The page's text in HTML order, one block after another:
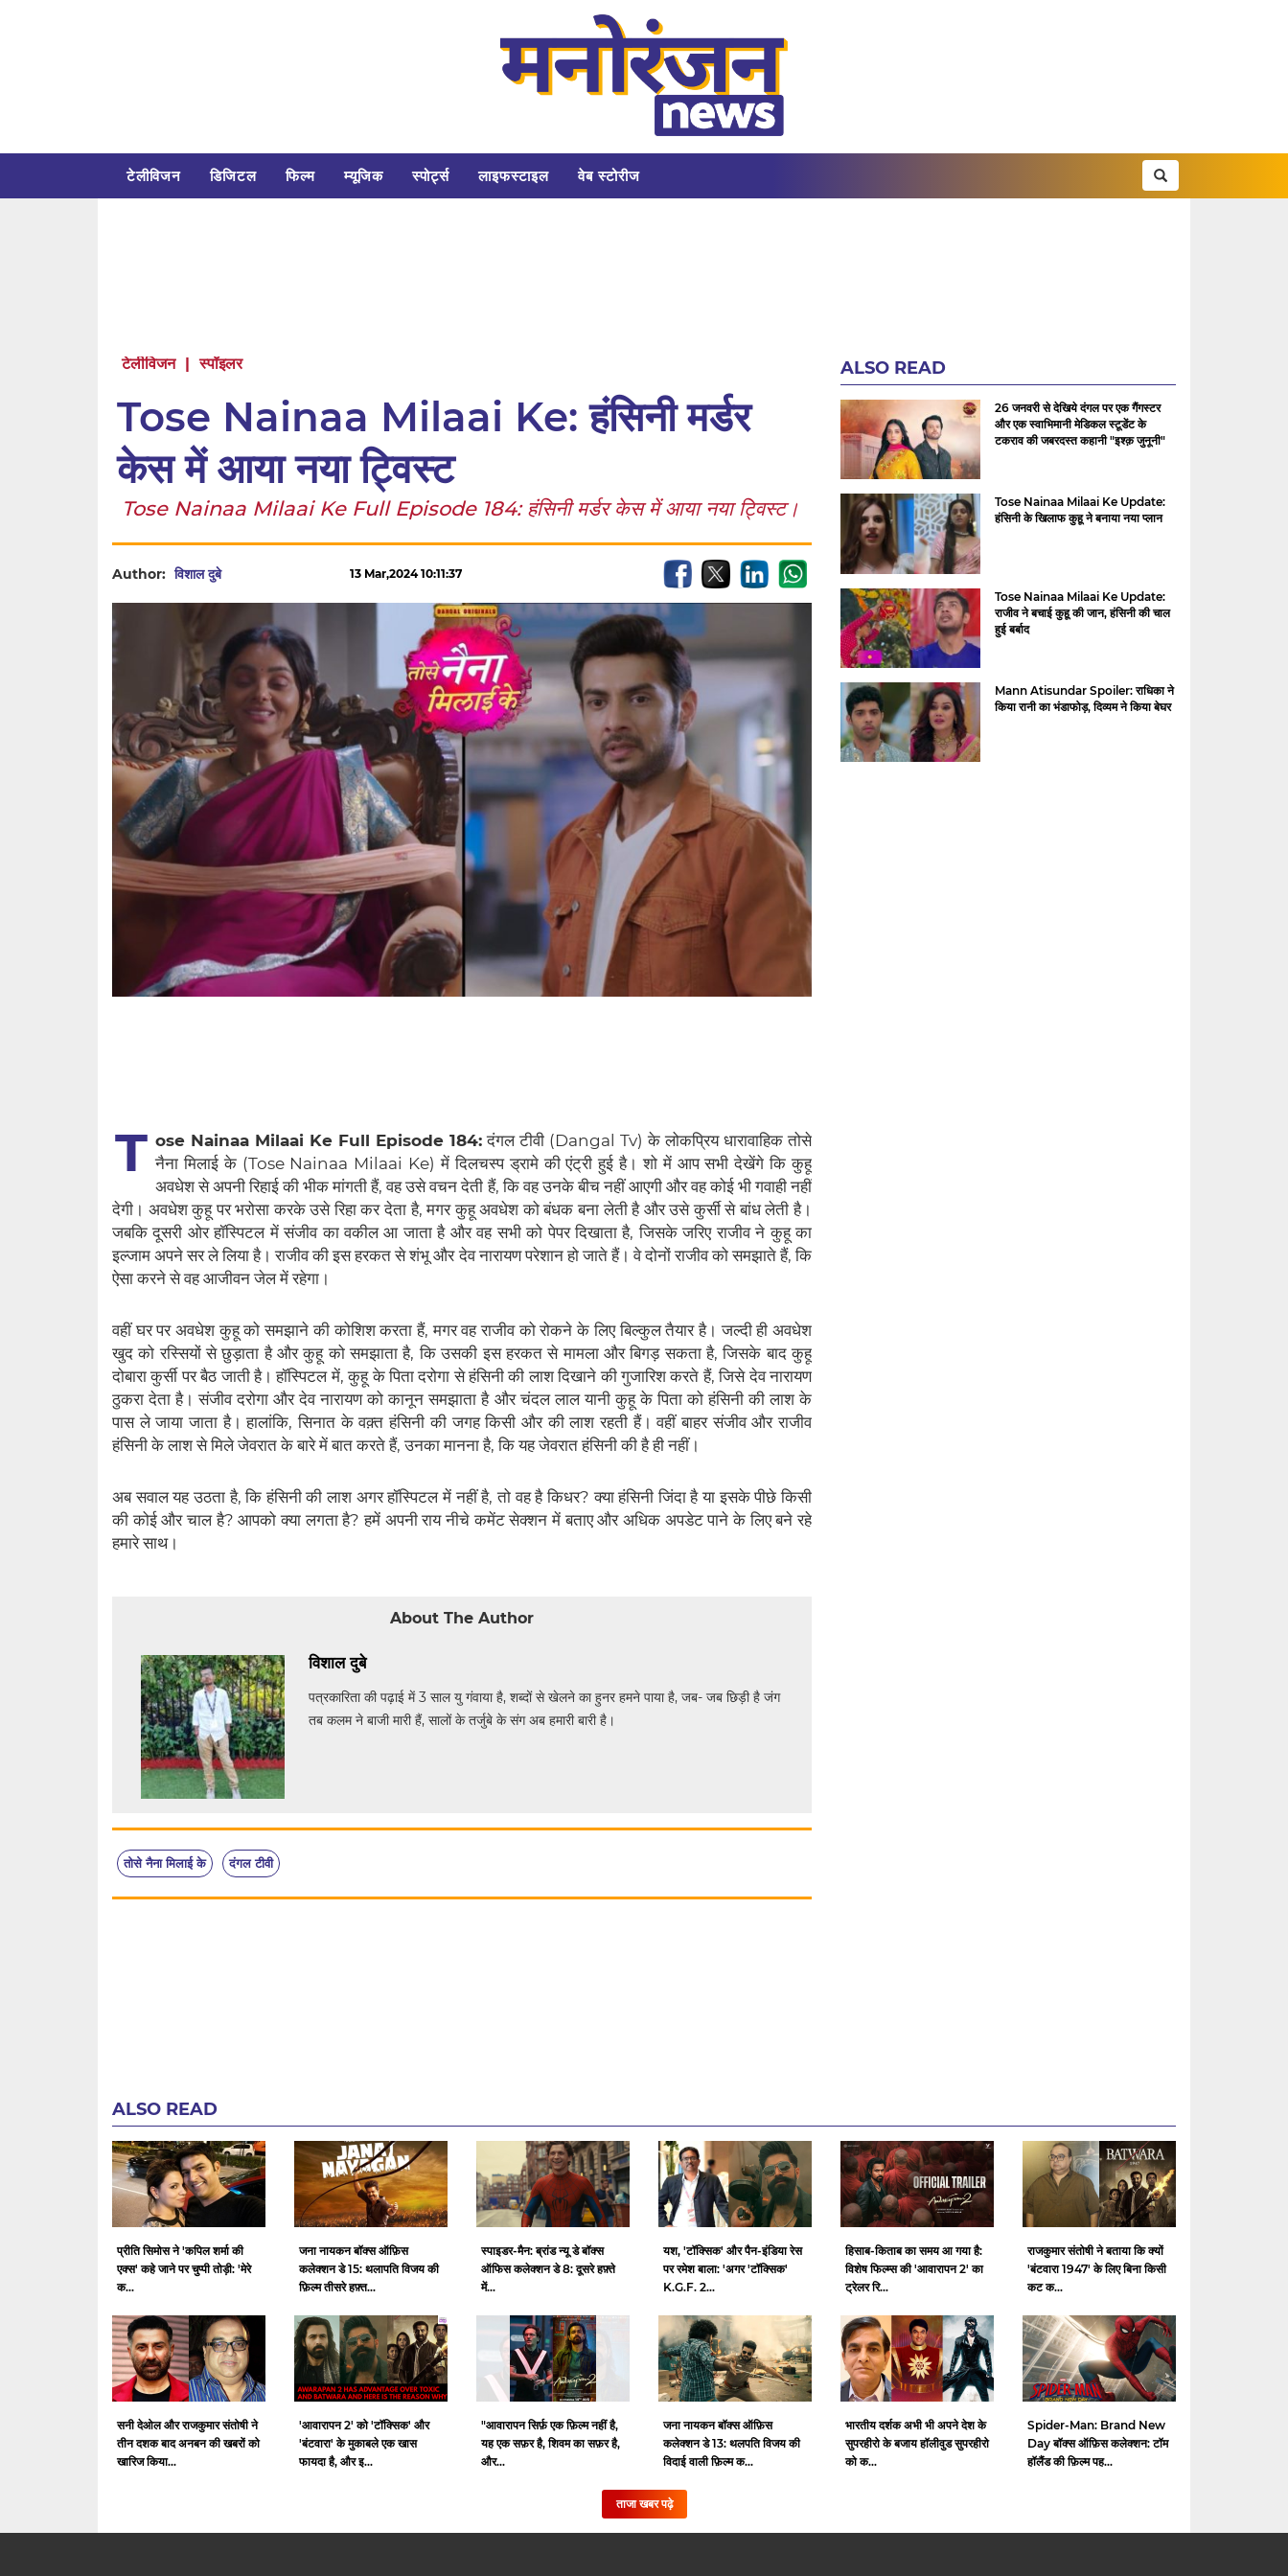
टेलीविजन डिजिटल फिल्म म्यूजिक स्पोर्ट्स लाइफस्टाइल वेब स्टोरीज
टेलीविजन | स्पॉइलर
Tose Nainaa Milaai Ke: हंसिनी मर्डर
केस में आया नया ट्विस्ट
Tose Nainaa Milaai Ke Full Episode 184: हंसिनी मर्डर केस में आया नया ट्विस्ट।
Author: विशाल दुबे 13 Mar,2024 10:11:37
T ose Nainaa Milaai Ke Full Episode 184: दंगल टीवी (Dangal Tv) के लोकप्रिय धारावाहिक तोसे
नैना मिलाई के (Tose Nainaa Milaai Ke) में दिलचस्प ड्रामे की एंट्री हुई है। शो में आप सभी देखेंगे कि कुहू
अवधेश से अपनी रिहाई की भीक मांगती हैं, वह उसे वचन देती हैं, कि वह उनके बीच नहीं आएगी और वह कोई भी गवाही नहीं
देगी। अवधेश कुहू पर भरोसा करके उसे रिहा कर देता है, मगर कुहू अवधेश को बंधक बना लेती है और उसे कुर्सी से बांध लेती है।
जबकि दूसरी ओर हॉस्पिटल में संजीव का वकील आ जाता है और वह सभी को पेपर दिखाता है, जिसके जरिए राजीव ने कुहू का
इल्जाम अपने सर ले लिया है। राजीव की इस हरकत से शंभू और देव नारायण परेशान हो जाते हैं। वे दोनों राजीव को समझाते हैं, कि
ऐसा करने से वह आजीवन जेल में रहेगा।
वहीं घर पर अवधेश कुहू को समझाने की कोशिश करता हैं, मगर वह राजीव को रोकने के लिए बिल्कुल तैयार है। जल्दी ही अवधेश
खुद को रस्सियों से छुड़ाता है और कुहू को समझाता है, कि उसकी इस हरकत से मामला और बिगड़ सकता है, जिसके बाद कुहू
दोबारा कुर्सी पर बैठ जाती है। हॉस्पिटल में, कुहू के पिता दरोगा से हंसिनी की लाश दिखाने की गुजारिश करते हैं, जिसे देव नारायण
ठुकरा देता है। संजीव दरोगा और देव नारायण को कानून समझाता है और चंदल लाल यानी कुहू के पिता को हंसिनी की लाश के
पास ले जाया जाता है। हालांकि, सिनात के वक़्त हंसिनी की जगह किसी और की लाश रहती हैं। वहीं बाहर संजीव और राजीव
हंसिनी के लाश से मिले जेवरात के बारे में बात करते हैं, उनका मानना है, कि यह जेवरात हंसिनी की है ही नहीं।
अब सवाल यह उठता है, कि हंसिनी की लाश अगर हॉस्पिटल में नहीं है, तो वह है किधर? क्या हंसिनी जिंदा है या इसके पीछे किसी
की कोई और चाल है? आपको क्या लगता है? हमें अपनी राय नीचे कमेंट सेक्शन में बताए और अधिक अपडेट पाने के लिए बने रहे
हमारे साथ।
About The Author
विशाल दुबे
पत्रकारिता की पढ़ाई में 3 साल यु गंवाया है, शब्दों से खेलने का हुनर हमने पाया है, जब- जब छिड़ी है जंग
तब कलम ने बाजी मारी हैं, सालों के तर्जुबे के संग अब हमारी बारी है।
तोसे नैना मिलाई के दंगल टीवी
ALSO READ
26 जनवरी से देखिये दंगल पर एक गैंगस्टर
और एक स्वाभिमानी मेडिकल स्टूडेंट के
टकराव की जबरदस्त कहानी "इश्क़ जुनूनी"
Tose Nainaa Milaai Ke Update:
हंसिनी के खिलाफ कुहू ने बनाया नया प्लान
Tose Nainaa Milaai Ke Update:
राजीव ने बचाई कुहू की जान, हंसिनी की चाल
हुई बर्बाद
Mann Atisundar Spoiler: राधिका ने
किया रानी का भंडाफोड़, दिव्यम ने किया बेघर
ALSO READ
प्रीति सिमोस ने 'कपिल शर्मा की
एक्स' कहे जाने पर चुप्पी तोड़ी: 'मेरे
क...
जना नायकन बॉक्स ऑफ़िस
कलेक्शन डे 15: थलापति विजय की
फ़िल्म तीसरे हफ़्त...
स्पाइडर-मैन: ब्रांड न्यू डे बॉक्स
ऑफिस कलेक्शन डे 8: दूसरे हफ़्ते
में...
यश, 'टॉक्सिक' और पैन-इंडिया रेस
पर रमेश बाला: 'अगर 'टॉक्सिक'
K.G.F. 2...
हिसाब-किताब का समय आ गया है:
विशेष फिल्म्स की 'आवारापन 2' का
ट्रेलर रि...
राजकुमार संतोषी ने बताया कि क्यों
'बंटवारा 1947' के लिए बिना किसी
कट क...
सनी देओल और राजकुमार संतोषी ने
तीन दशक बाद अनबन की खबरों को
खारिज किया...
'आवारापन 2' को 'टॉक्सिक' और
'बंटवारा' के मुकाबले एक खास
फायदा है, और इ...
"आवारापन सिर्फ़ एक फ़िल्म नहीं है,
यह एक सफ़र है, शिवम का सफ़र है,
और...
जना नायकन बॉक्स ऑफ़िस
कलेक्शन डे 13: थलपति विजय की
विदाई वाली फ़िल्म क...
भारतीय दर्शक अभी भी अपने देश के
सुपरहीरो के बजाय हॉलीवुड सुपरहीरो
को क...
Spider-Man: Brand New
Day बॉक्स ऑफ़िस कलेक्शन: टॉम
हॉलैंड की फ़िल्म पह...
ताजा खबर पढ़े